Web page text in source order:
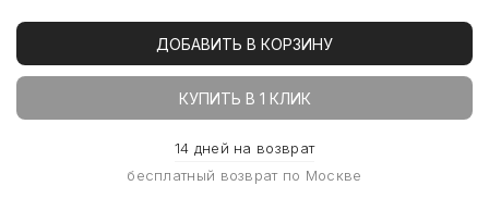
ДОБАВИТЬ В КОРЗИНУ
КУПИТЬ В 1 КЛИК
14 дней на возврат
бесплатный возврат по Москве